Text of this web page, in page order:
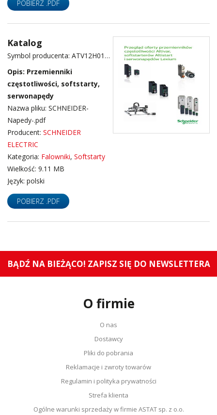
POBIERZ .PDF
Katalog
Symbol producenta: ATV12H018F1, ATV12H018M2, ATV12H018M3, ATV12H037F1, ATV12H037M2, ATV12H037M3, ATV12H055M2, ATV12H075F1, ATV12H075M2, ATV12H075M3, ATV12HU15M2, ATV12HU15M3, ATV12HU22M2, ATV12HU22M3, ATV12HU30M3, ATV12HU40M3, ATV12P037F1, ATV12P037M2, ATV12P037M3, ATV12P055M2, ATV12P075M2, ATV12P075M3, ATV12PU22M3, ATV12PU30M3, ATV12PU40M3, ATV320D11M3C, ATV320D11N4B, ATV320D11N4C, ATV320D11S6C, ATV320D15M3C, ATV320D15N4B, ATV320D15N4C, ATV320D15S6C, ATV320U02M2B, ATV320U02M2C, ATV320U02M3C, ATV320U04M2B, ATV320U04M2C, ATV320U04M3C, ATV320U04N4B, ATV320U04N4C, ATV320U06M2B, ATV320U06M2C, ATV320U06M3C, ATV320U06N4B, ATV320U06N4C, ATV320U07M2B, ATV320U07M2C, ATV320U07M3C, ATV320U07N4B, ATV320U07N4C, ATV320U07S6C, ATV320U11M2B, ATV320U11M2C, ATV320U11M3C, ATV320U11N4B, ATV320U11N4C, ATV320U15M2B, ATV320U15M2C, ATV320U15M3C, ATV320U15N4B, ATV320U15N4C, ATV320U15S6C, ATV320U22M2B, ATV320U22M2C, ATV320U22M3C, ATV320U22N4B, ATV320U22N4C, ATV320U22S6C, ATV320U30M3C, ATV320U30N4B, ATV320U30N4C, ATV320U40M3C, ATV320U40N4B, ATV320U40N4C, ATV320U40S6C, ATV320U55M3C, ATV320U55N4B, ATV320U55N4C, ATV320U55S6C, ATV320U75M3C, ATV320U75N4B, ATV320U75N4C, ATV320U75S6C, ATS01N106FT, ATS01N109FT, ATS01N125FT, ATS01N206LU, ATS01N209LU, ATS01N209QN, ATS01N209RT, ATS01N212QN, ATS01N212RT, ATS01N222QN, ATS01N222RT, ATS01N232LU, ATS01N232RT, ATS22C11Q, ATS22C11S6U, ATS22C14Q, ATS22C14S6, ATS22C17S6, ATS22C21Q, ATS22C25Q, ATS22C25S6, ATS22C32Q, ATS22C32S6, ATS22C41Q, ATS22C48Q, ATS22C48S6U, ATS22C59Q, ATS22D17S6, ATS22D32Q, ATS22D32S6, ATS22D32S6U, ATS22D47Q, ATS22D47S6, ATS22D47S6U, ATS22D62S6, ATS22D75Q, ATS22D75S6, ATS22D88S6, ATSU01N206LT, ATSU01N209LT, ATSU01N212LT
Opis: Przemienniki
częstotliwości, softstarty,
serwonapędy
Nazwa pliku: SCHNEIDER-
Napedy-.pdf
Producent: SCHNEIDER
ELECTRIC
Kategoria: Falowniki, Softstarty
Wielkość: 9.11 MB
Język: polski
POBIERZ .PDF
BĄDŹ NA BIEŻĄCO! ZAPISZ SIĘ DO NEWSLETTERA
O firmie
O nas
Dostawcy
Pliki do pobrania
Reklamacje i zwroty towarów
Regulamin i polityka prywatności
Strefa klienta
Ogólne warunki sprzedaży w firmie ASTAT sp. z o.o.